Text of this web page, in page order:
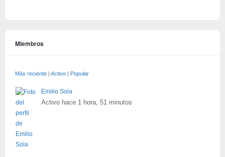
Miembros
Más reciente | Activo | Popular
Emilio Sola
Activo hace 1 hora, 51 minutos